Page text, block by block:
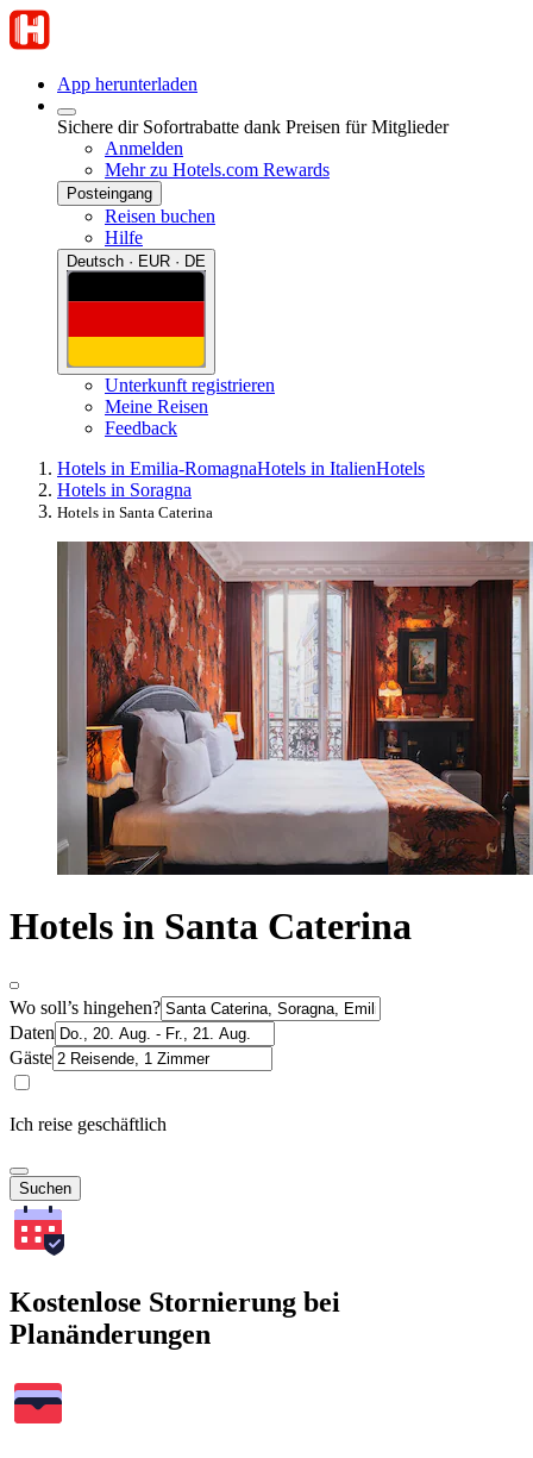
App herunterladen
Sichere dir Sofortrabatte dank Preisen für Mitglieder
Anmelden
Mehr zu Hotels.com Rewards
Posteingang
Reisen buchen
Hilfe
Deutsch · EUR · DE
Unterkunft registrieren
Meine Reisen
Feedback
Hotels in Emilia-RomagnaHotels in ItalienHotels
Hotels in Soragna
Hotels in Santa Caterina
Hotels in Santa Caterina
Wo soll’s hingehen?
Daten
Gäste
Ich reise geschäftlich
Suchen
Kostenlose Stornierung bei
Planänderungen